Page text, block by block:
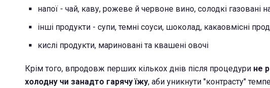
напої - чай, каву, рожеве й червоне вино, солодкі газовані
інші продукти - супи, темні соуси, шоколад, какаовмісні
кислі продукти, мариновані та квашені овочі
Крім того, впродовж перших кількох днів після процедури не
холодну чи занадто гарячу їжу, аби уникнути "контрасту"